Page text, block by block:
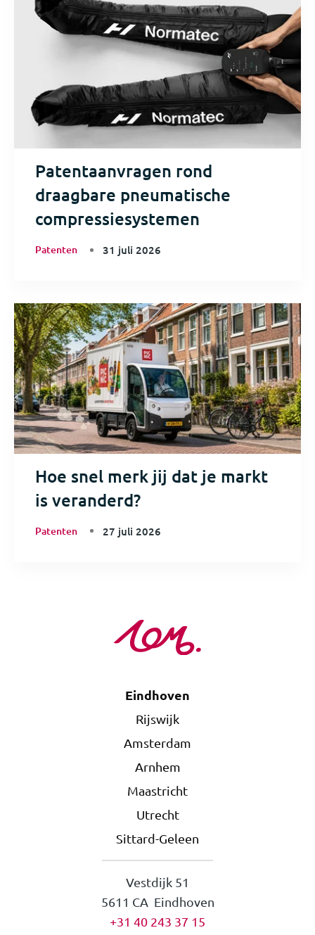
Patentaanvragen rond
draagbare pneumatische
compressiesystemen
Patenten 31 juli 2026
Hoe snel merk jij dat je markt
is veranderd?
Patenten 27 juli 2026
Eindhoven
Rijswijk
Amsterdam
Arnhem
Maastricht
Utrecht
Sittard-Geleen
Vestdijk 51
5611 CA Eindhoven
+31 40 243 37 15